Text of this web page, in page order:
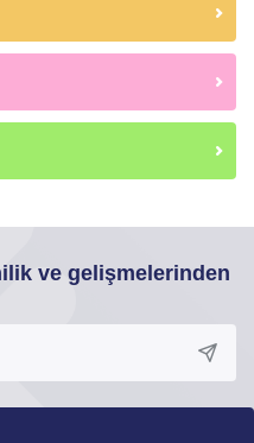
ve gelişmelerinden